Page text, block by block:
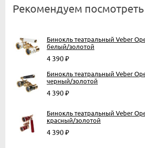
Рекомендуем посмотреть
Бинокль театральный Veber
белый/золотой
4 390₽
Бинокль театральный Veber
черный/золотой
4 390₽
Бинокль театральный Veber
красный/золотой
4 390₽